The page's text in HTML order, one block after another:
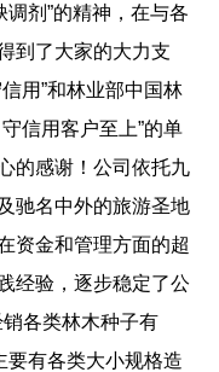
调剂”的精神，在与各
到了大家的大力支
用”和林业部中国林
信用客户至上”的单
的感谢！公司依托九
驰名中外的旅游圣地
资金和管理方面的超
经验，逐步稳定了公
各类林木种子有
要有各类大小规格造